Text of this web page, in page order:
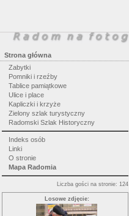
Strona główna
Zabytki
Pomniki i rzeźby
Tablice pamiątkowe
Ulice i place
Kapliczki i krzyże
Zielony szlak turystyczny
Radomski Szlak Historyczny
Indeks osób
Linki
O stronie
Mapa Radomia
Liczba gości na stronie: 124
Losowe zdjęcie: